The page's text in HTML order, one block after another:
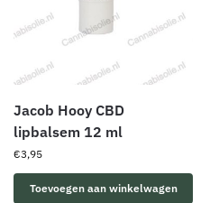
Jacob Hooy CBD
lipbalsem 12 ml
€3,95
Toevoegen aan winkelwagen